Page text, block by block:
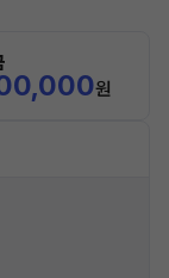
원